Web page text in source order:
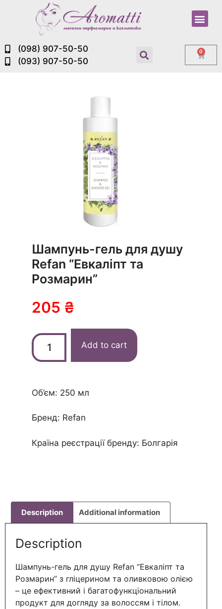
(098) 907-50-50
(093) 907-50-50
0
Шампунь-гель для душу
Refan “Евкаліпт та
Розмарин”
205 ₴
Add to cart
Об’єм: 250 мл
Бренд: Refan
Країна реєстрації бренду: Болгарія
Description Additional information
Description
Шампунь-гель для душу Refan “Евкаліпт та
Розмарин” з гліцерином та оливковою олією
– це ефективний і багатофункціональний
продукт для догляду за волоссям і тілом.